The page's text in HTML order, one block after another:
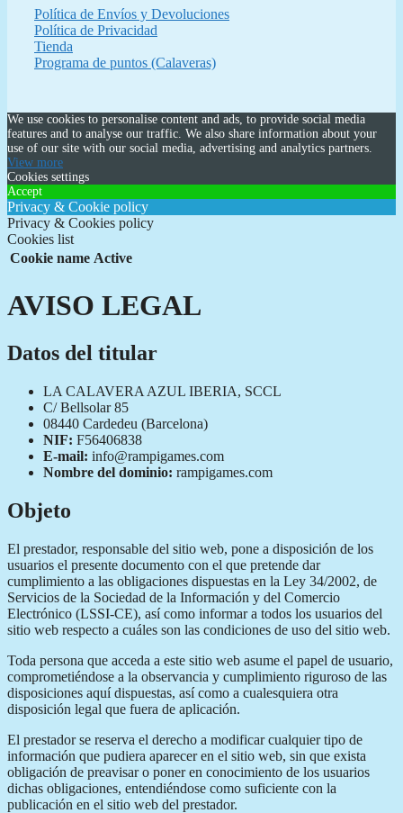
Política de Envíos y Devoluciones
Política de Privacidad
Tienda
Programa de puntos (Calaveras)
We use cookies to personalise content and ads, to provide social media
features and to analyse our traffic. We also share information about your
use of our site with our social media, advertising and analytics partners.
View more
Cookies settings
Accept
Privacy & Cookie policy
Privacy & Cookies policy
Cookies list
Cookie name Active
AVISO LEGAL
Datos del titular
LA CALAVERA AZUL IBERIA, SCCL
C/ Bellsolar 85
08440 Cardedeu (Barcelona)
NIF: F56406838
E-mail: info@rampigames.com
Nombre del dominio: rampigames.com
Objeto
El prestador, responsable del sitio web, pone a disposición de los
usuarios el presente documento con el que pretende dar
cumplimiento a las obligaciones dispuestas en la Ley 34/2002, de
Servicios de la Sociedad de la Información y del Comercio
Electrónico (LSSI-CE), así como informar a todos los usuarios del
sitio web respecto a cuáles son las condiciones de uso del sitio web.
Toda persona que acceda a este sitio web asume el papel de usuario,
comprometiéndose a la observancia y cumplimiento riguroso de las
disposiciones aquí dispuestas, así como a cualesquiera otra
disposición legal que fuera de aplicación.
El prestador se reserva el derecho a modificar cualquier tipo de
información que pudiera aparecer en el sitio web, sin que exista
obligación de preavisar o poner en conocimiento de los usuarios
dichas obligaciones, entendiéndose como suficiente con la
publicación en el sitio web del prestador.